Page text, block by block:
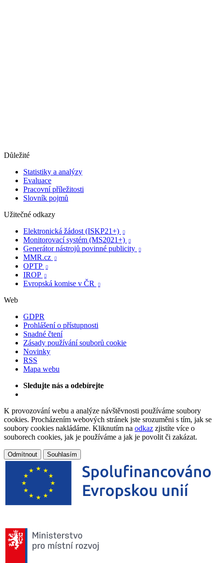
Důležité
Statistiky a analýzy
Evaluace
Pracovní příležitosti
Slovník pojmů
Užitečné odkazy
Elektronická žádost (ISKP21+)

Monitorovací systém (MS2021+) 
Generátor nástrojů povinné publicity 
MMR.cz 
OPTP 
IROP 
Evropská komise v ČR 
Web
GDPR
Prohlášení o přístupnosti
Snadné čtení
Zásady používání souborů cookie
Novinky
RSS
Mapa webu
Sledujte nás a odebírejte
K provozování webu a analýze návštěvnosti používáme soubory
cookies. Procházením webových stránek jste srozuměni s tím, jak se
soubory cookies nakládáme. Kliknutím na odkaz zjistíte více o
souborech cookies, jak je používáme a jak je povolit či zakázat.
Odmítnout Souhlasím